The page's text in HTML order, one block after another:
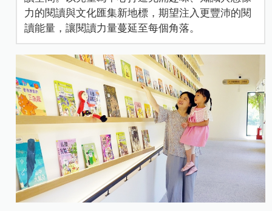
力的閱讀與文化匯集新地標，期望注入更豐沛的閱
讀能量，讓閱讀力量蔓延至每個角落。